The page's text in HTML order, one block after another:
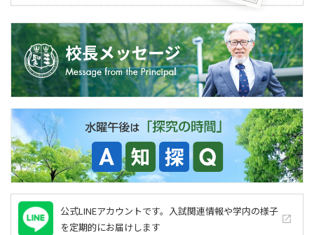
公式LINEアカウントです。入試関連情報や学内の様子
を定期的にお届けします
launch